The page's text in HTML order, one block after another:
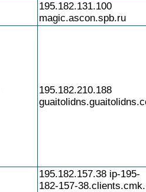
195.182.131.100
magic.ascon.spb.ru
195.182.210.188
195.182.157.38 ip-195-
182-157-